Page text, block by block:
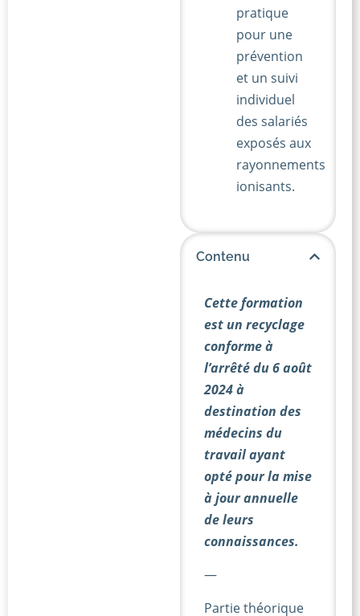
pratique
pour une
prévention
et un suivi
individuel
des salariés
exposés aux
rayonnements
ionisants.
Contenu
Cette formation
est un recyclage
conforme à
l’arrêté du 6 août
2024 à
destination des
médecins du
travail ayant
opté pour la mise
à jour annuelle
de leurs
connaissances.
—
Partie théorique